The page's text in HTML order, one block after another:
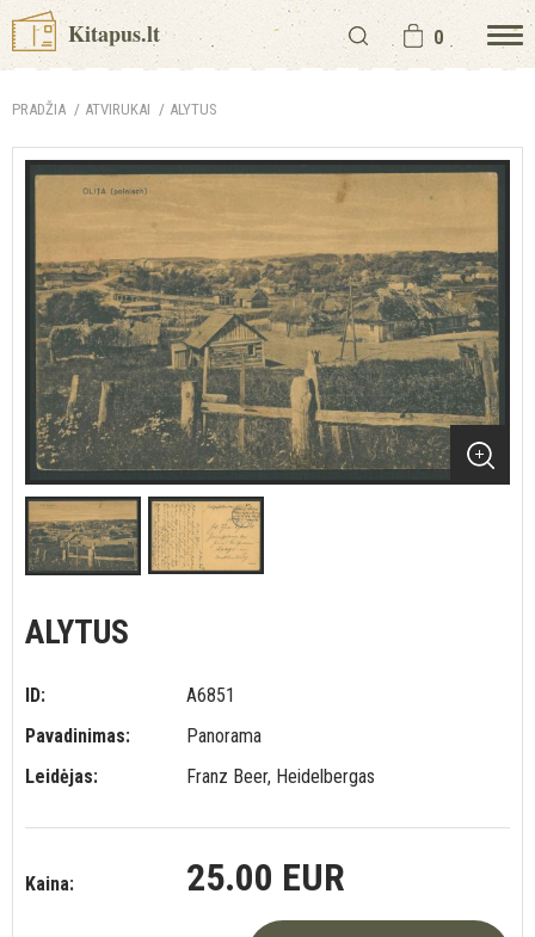
Kitapus.lt 0
PRADŽIA ATVIRUKAI ALYTUS
ALYTUS
ID:
A6851
Pavadinimas:
Panorama
Leidėjas:
Franz Beer, Heidelbergas
Kaina: 25.00 EUR